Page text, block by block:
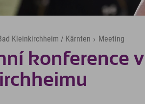
Kleinkirchheim / Kärnten › Meeting
konference v